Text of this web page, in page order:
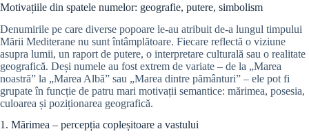
Motivațiile din spatele numelor: geografie, putere, simbolism
Denumirile pe care diverse popoare le-au atribuit de-a lungul timpului
Mării Mediterane nu sunt întâmplătoare. Fiecare reflectă o viziune
asupra lumii, un raport de putere, o interpretare culturală sau o realitate
geografică. Deși numele au fost extrem de variate – de la „Marea
noastră” la „Marea Albă” sau „Marea dintre pământuri” – ele pot fi
grupate în funcție de patru mari motivații semantice: mărimea, posesia,
culoarea și poziționarea geografică.
1. Mărimea – percepția copleșitoare a vastului